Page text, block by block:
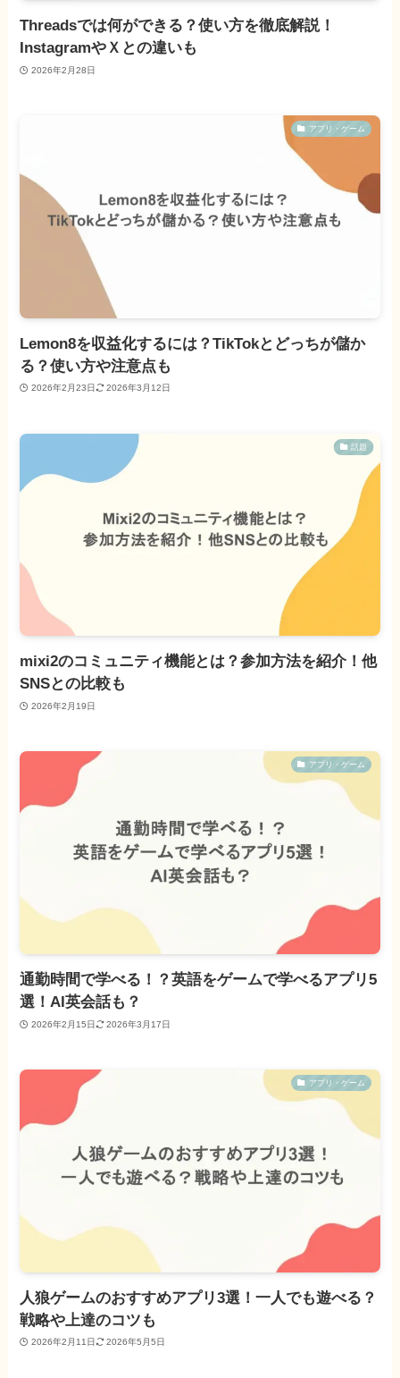
Threadsでは何ができる？使い方を徹底解説！
InstagramやＸとの違いも
2026年2月28日
アプリ・ゲーム
Lemon8を収益化するには？TikTokとどっちが儲か
る？使い方や注意点も
2026年2月23日 2026年3月12日
話題
mixi2のコミュニティ機能とは？参加方法を紹介！他
SNSとの比較も
2026年2月19日
アプリ・ゲーム
通勤時間で学べる！？英語をゲームで学べるアプリ5
選！AI英会話も？
2026年2月15日 2026年3月17日
アプリ・ゲーム
人狼ゲームのおすすめアプリ3選！一人でも遊べる？
戦略や上達のコツも
2026年2月11日 2026年5月5日